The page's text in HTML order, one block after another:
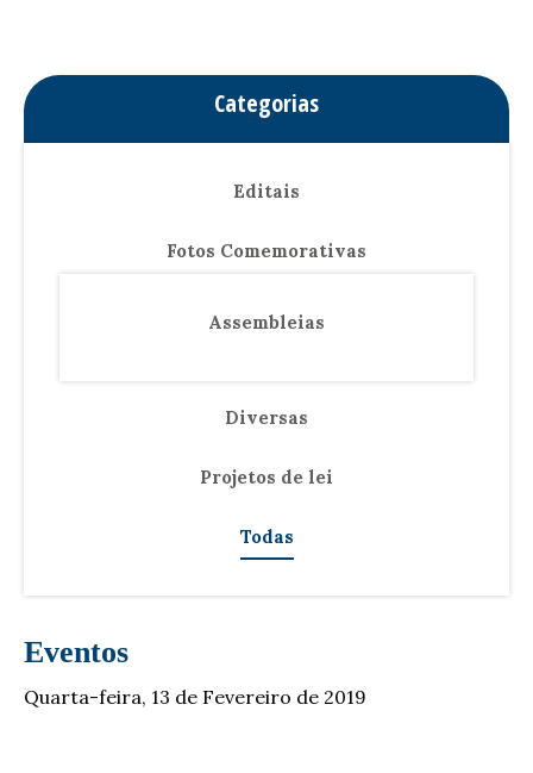
Eventos
Quarta-feira, 13 de Fevereiro de 2019
Categorias
Editais
Fotos Comemorativas
Assembleias
Diversas
Projetos de lei
Todas